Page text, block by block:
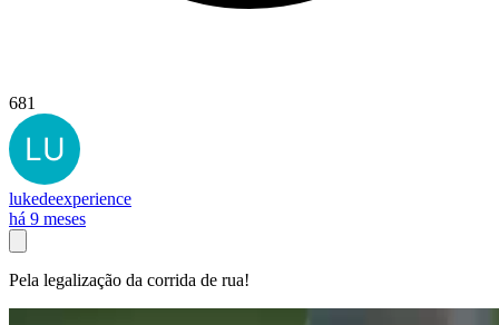
681
lukedeexperience
há 9 meses
Pela legalização da corrida de rua!